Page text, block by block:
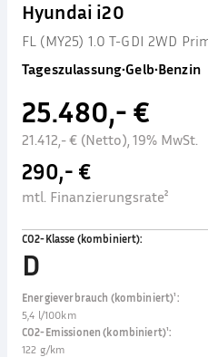
Hyundai i20
FL (MY25) 1.0 T-GDI 2WD
Tageszulassung•Gelb•Benzin
25.480,- €
21.412,- € (Netto), 19% MwSt.
290,- €
mtl. Finanzierungsrate²
CO2-Klasse (kombiniert):
D
Energieverbrauch (kombiniert)¹:
5,4 l/100km
CO2-Emissionen (kombiniert)¹:
122 g/km